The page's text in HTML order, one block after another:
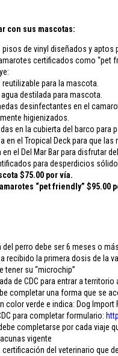
con sus mascotas:
de vinyl diseñados y aptos
certificados como “pet
para la mascota.
destilada para mascota.
desinfectantes en el
higienizados.
en la cubierta del barco para
en el Tropical Deck para que
en el Del Mar Bar para disfrutar
para desperdicios
$75.00 por vía.
“pet friendly” $95.00
del perro debe ser 6 meses o más.
recibido la primera dosis de la
tener su “microchip”
de CDC para entrar a territorio
completar una forma que se
color verde e indica: Dog Import
para completar formulario:
completarse por cada viaje
vigente
certificación del veterinario que